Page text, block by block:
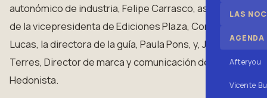
LAS
Afteryou
Vicente
autonómico de industria, Felipe Carrasco, así como
de la vicepresidenta de Ediciones Plaza, Conchita
Lucas, la directora de la guía, Paula Pons, y, Jesús
Terres, Director de marca y comunicación de Guía
Hedonista.